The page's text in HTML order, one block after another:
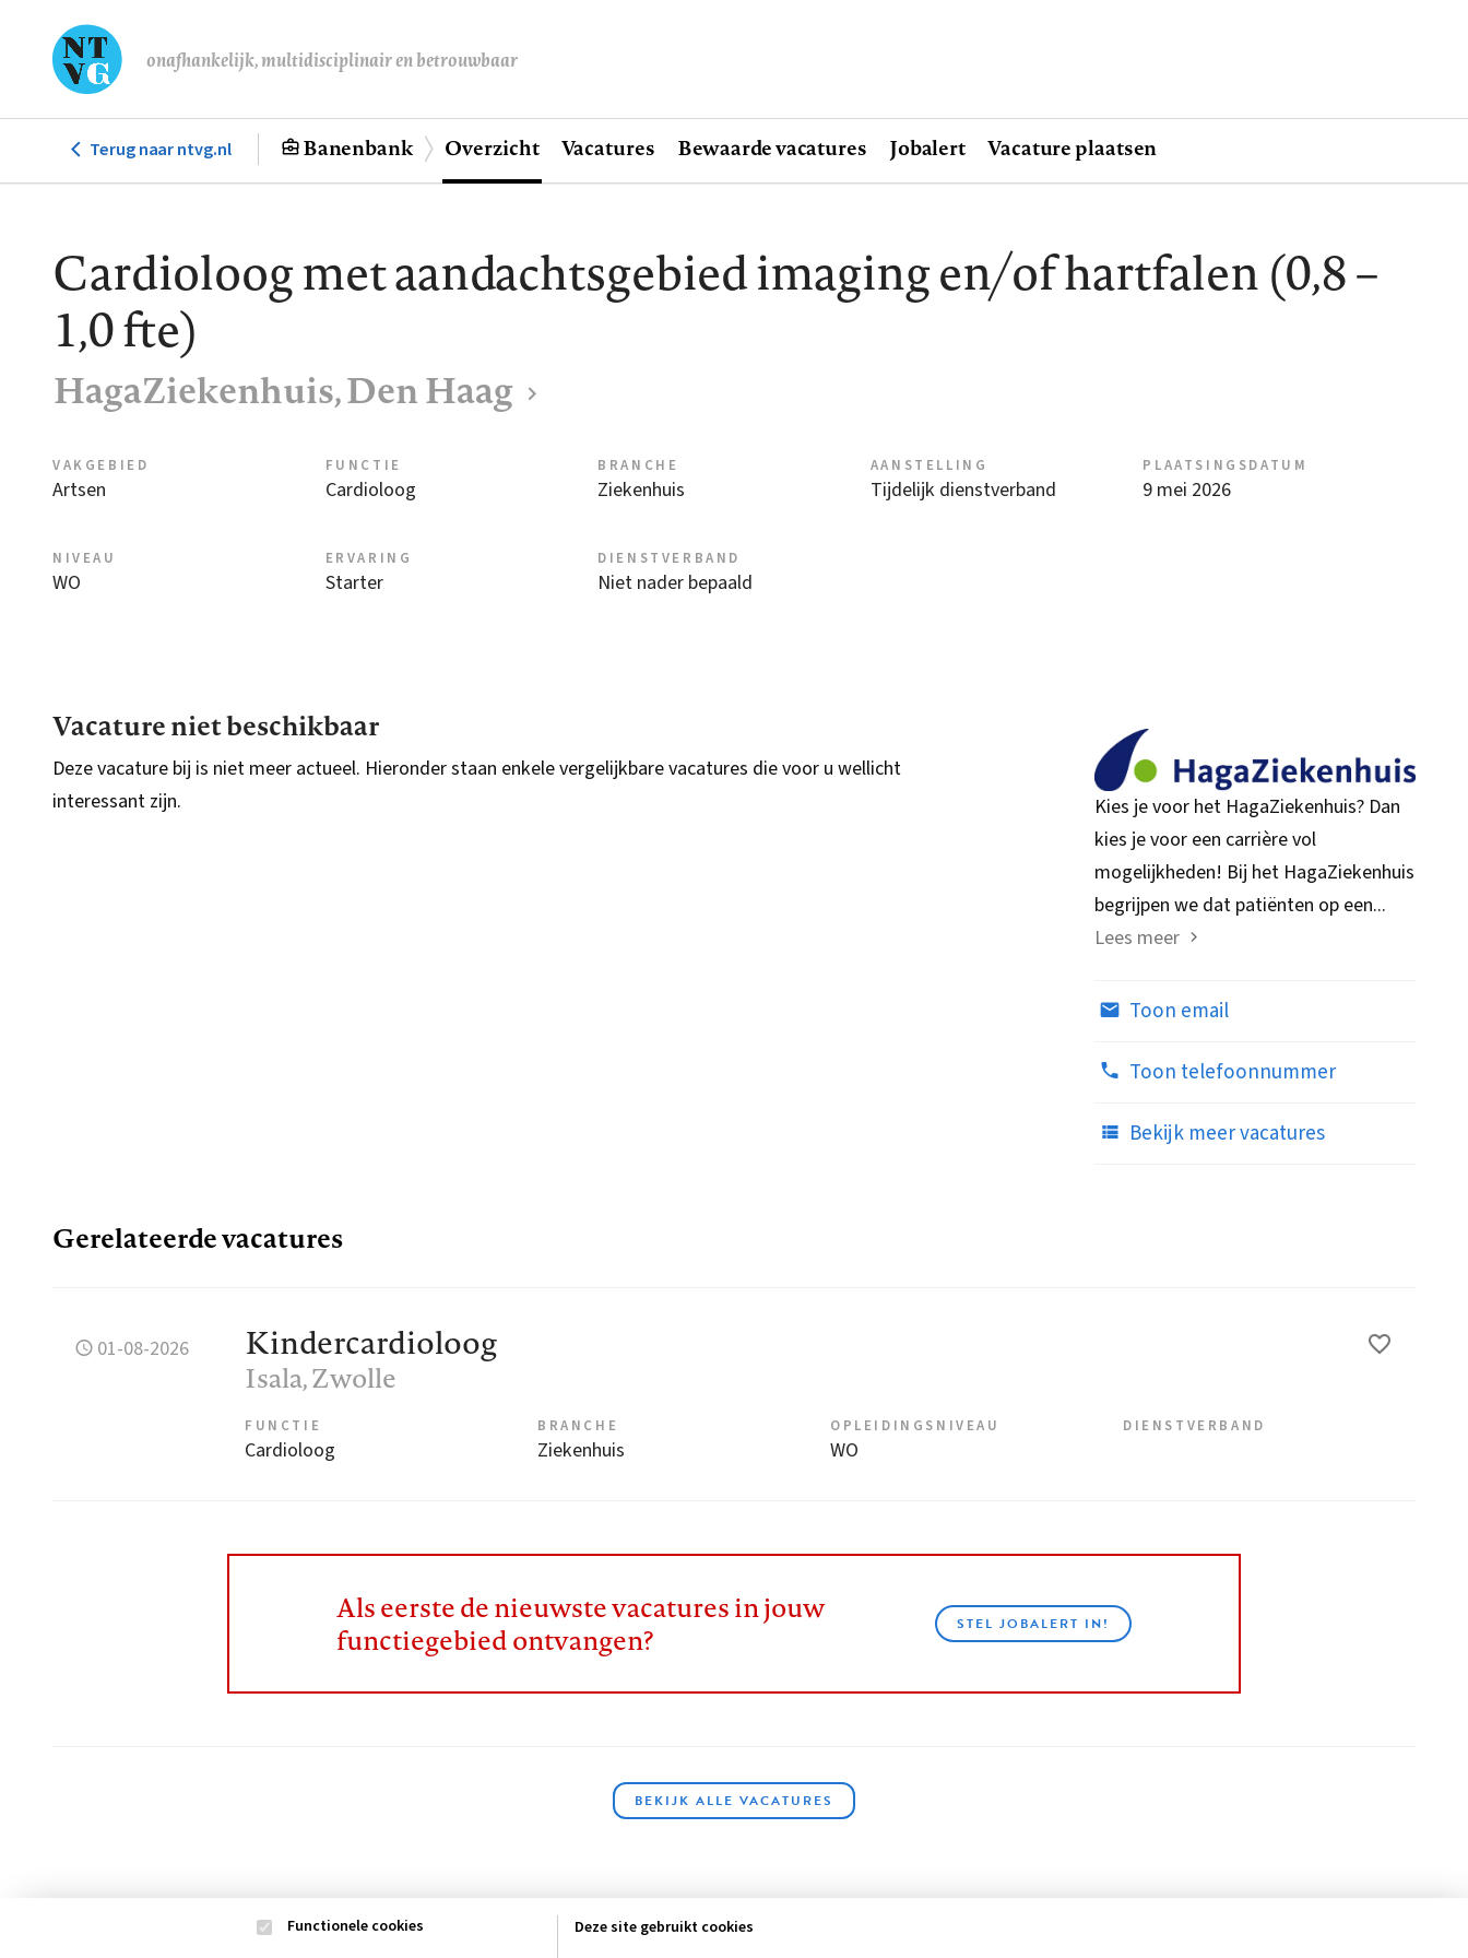
de
onafhankelijk, multidisciplinair en betrouwbaar
Hoofdnavigatie
Terug naar ntvg.nl Banenbank Overzicht Vacatures Bewaarde vacatures Jobalert Vacature plaatsen
Cardioloog met aandachtsgebied imaging en/of hartfalen (0,8 –
1,0 fte)
HagaZiekenhuis, Den Haag
VAKGEBIED
Artsen
FUNCTIE
Cardioloog
BRANCHE
Ziekenhuis
AANSTELLING
Tijdelijk dienstverband
PLAATSINGSDATUM
9 mei 2026
NIVEAU
WO
ERVARING
Starter
DIENSTVERBAND
Niet nader bepaald
Vacature niet beschikbaar
Deze vacature bij is niet meer actueel. Hieronder staan enkele vergelijkbare vacatures die voor u wellicht
interessant zijn.
Kies je voor het HagaZiekenhuis? Dan
kies je voor een carrière vol
mogelijkheden! Bij het HagaZiekenhuis
begrijpen we dat patiënten op een...
Lees meer
Toon email
Toon telefoonnummer
Bekijk meer vacatures
Gerelateerde vacatures
01-08-2026 Kindercardioloog
Isala, Zwolle
FUNCTIE
Cardioloog
BRANCHE
Ziekenhuis
OPLEIDINGSNIVEAU
WO
DIENSTVERBAND
Als eerste de nieuwste vacatures in jouw
functiegebied ontvangen?
STEL JOBALERT IN!
BEKIJK ALLE VACATURES
Deze site gebruikt cookies
Functionele cookies